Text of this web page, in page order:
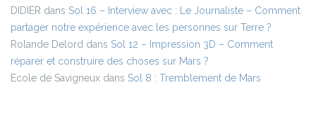
DIDIER dans Sol 16 – Interview avec : Le Journaliste – Comment
partager notre expérience avec les personnes sur Terre ?
Rolande Delord dans Sol 12 – Impression 3D – Comment
réparer et construire des choses sur Mars ?
Ecole de Savigneux dans Sol 8 : Tremblement de Mars